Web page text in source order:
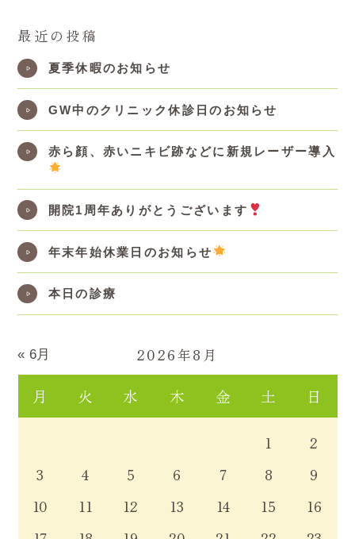
最近の投稿
夏季休暇のお知らせ
GW中のクリニック休診日のお知らせ
赤ら顔、赤いニキビ跡などに新規レーザー導入
開院1周年ありがとうございます
年末年始休業日のお知らせ
本日の診療
2026年8月
月 火 水 木 金 土 日
1
2
3
4 5 6 7 8
9
10
11 12 13 14 15
16
« 6月